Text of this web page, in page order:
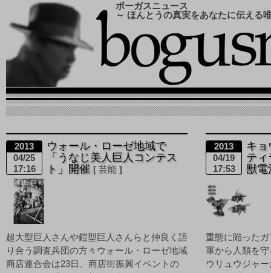
ボーガスニュース
～ ほんとうの真実をあなたに伝える
2013
04/25
17:16
ウォール・ローゼ地域で
「うなじ美人巨人コンテス
ト」開催
芸能
超大型巨人さんや鎧型巨人さんらと仲良く語
り合う調査兵団の方々ウォール・ローゼ地域
商店連合会は23日、商店街振興イベントの
2013
04/19
17:53
キョ
テ
獣
重態に陥った
軍から人類を
ウリュウジャ